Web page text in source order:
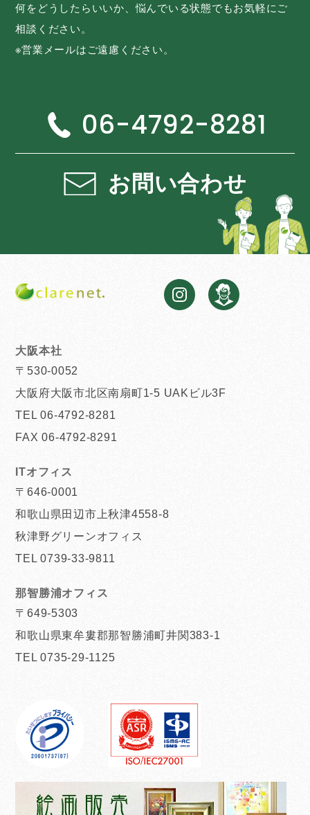
何をどうしたらいいか、悩んでいる状態でもお気軽にご
相談ください。
※営業メールはご遠慮ください。
06-4792-8281
お問い合わせ
大阪本社
〒530-0052
大阪府大阪市北区南扇町1-5 UAKビル3F
TEL 06-4792-8281
FAX 06-4792-8291
ITオフィス
〒646-0001
和歌山県田辺市上秋津4558-8
秋津野グリーンオフィス
TEL 0739-33-9811
那智勝浦オフィス
〒649-5303
和歌山県東牟婁郡那智勝浦町井関383-1
TEL 0735-29-1125